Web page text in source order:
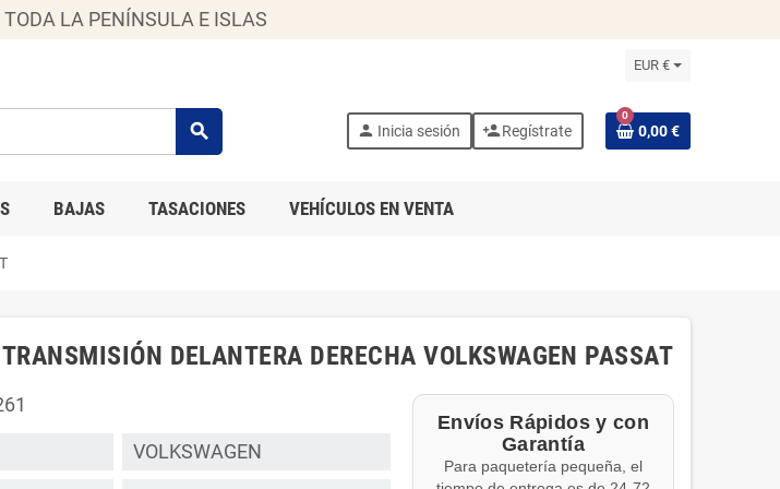
TODA LA PENÍNSULA E ISLAS
EUR €
search person Inicia sesión person_addRegístrate
0
0,00 €
BAJAS TASACIONES VEHÍCULOS EN VENTA
DELANTERA DERECHA VOLKSWAGEN PASSAT
VOLKSWAGEN
Envíos Rápidos y con
Garantía
Para paquetería pequeña, el